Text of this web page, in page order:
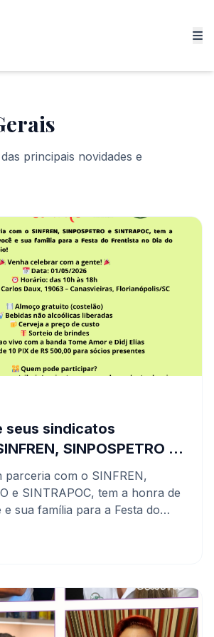
principais novidades e
seus sindicatos
SINPOSPETRO e
convidam
parceria com o SINFREN,
e SINTRAPOC, tem a honra de
sua família para a Festa do
homenageia a luta dos
em 1886, marcados pela
quando operários
jornada de 8 horas. Hoje, no